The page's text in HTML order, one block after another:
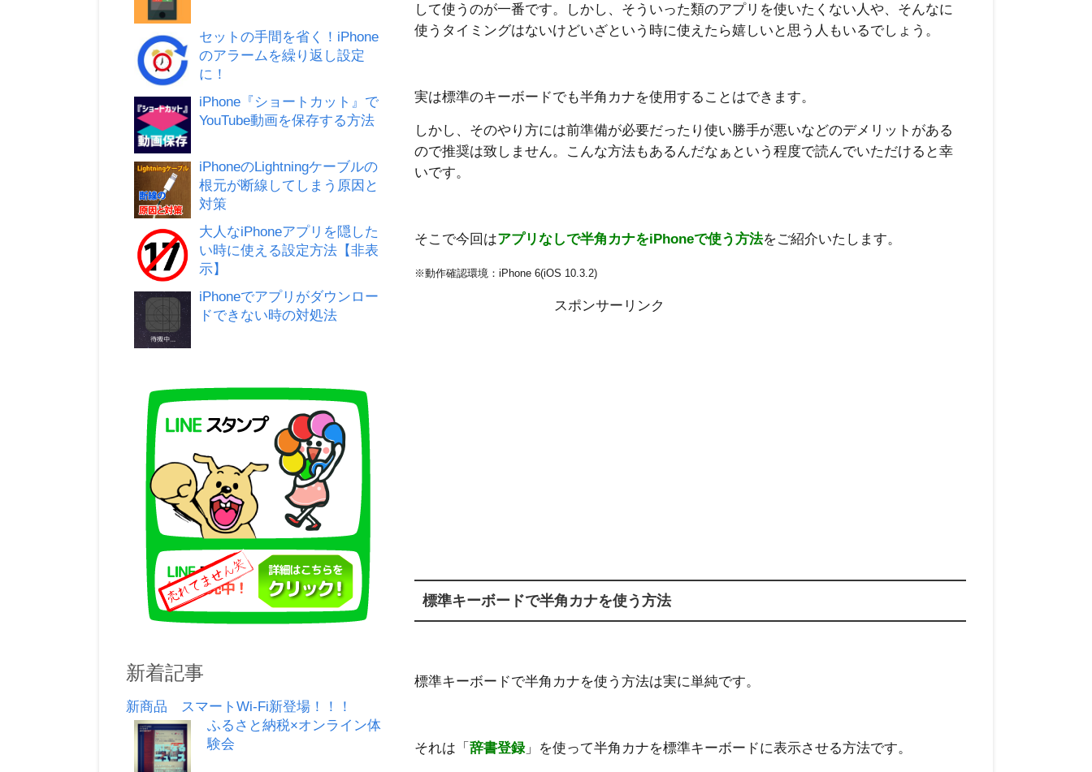
して使うのが一番です。しかし、そういった類のアプリを使いたくない人や、そんなに
使うタイミングはないけどいざという時に使えたら嬉しいと思う人もいるでしょう。
実は標準のキーボードでも半角カナを使用することはできます。
しかし、そのやり方には前準備が必要だったり使い勝手が悪いなどのデメリットがある
ので推奨は致しません。こんな方法もあるんだなぁという程度で読んでいただけると幸
いです。
そこで今回はアプリなしで半角カナをiPhoneで使う方法をご紹介いたします。
※動作確認環境：iPhone 6(iOS 10.3.2)
スポンサーリンク
標準キーボードで半角カナを使う方法
標準キーボードで半角カナを使う方法は実に単純です。
それは「辞書登録」を使って半角カナを標準キーボードに表示させる方法です。
セットの手間を省く！iPhone
のアラームを繰り返し設定
に！
iPhone『ショートカット』で
YouTube動画を保存する方法
iPhoneのLightningケーブルの
根元が断線してしまう原因と
対策
大人なiPhoneアプリを隠した
い時に使える設定方法【非表
示】
iPhoneでアプリがダウンロー
ドできない時の対処法
新着記事
新商品 スマートWi-Fi新登場！！！
ふるさと納税×オンライン体
験会